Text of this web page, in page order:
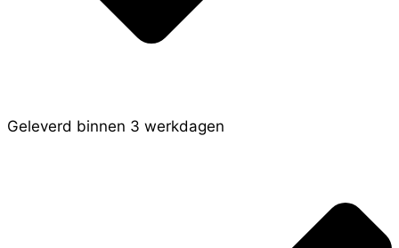
Geleverd binnen 3 werkdagen